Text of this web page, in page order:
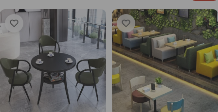
価
格
ル
価
格
価
格